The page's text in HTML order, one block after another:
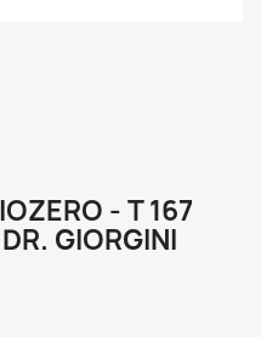
- T 167
GIORGINI